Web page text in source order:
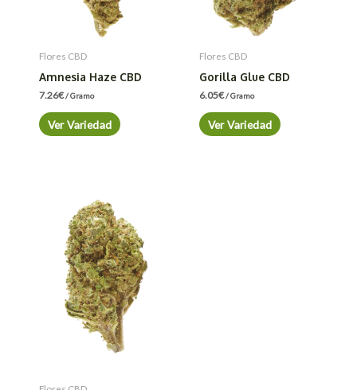
Flores CBD
Amnesia Haze CBD
7.26€/ Gramo
Ver Variedad
Flores CBD
Gorilla Glue CBD
6.05€/ Gramo
Ver Variedad